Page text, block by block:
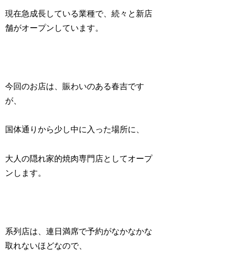
現在急成長している業種で、続々と新店
舗がオープンしています。
今回のお店は、賑わいのある春吉です
が、
国体通りから少し中に入った場所に、
大人の隠れ家的焼肉専門店としてオープ
ンします。
系列店は、連日満席で予約がなかなかな
取れないほどなので、